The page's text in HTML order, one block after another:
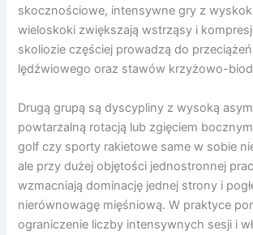
skocznościowe, intensywne gry z
wieloskoki zwiększają wstrząsy i
skoliozie częściej prowadzą do
lędźwiowego oraz stawów krzyżowo-
Drugą grupą są dyscypliny z wysoką
powtarzalną rotacją lub zgięciem bocznym
golf czy sporty rakietowe same w sobie
ale przy dużej objętości jednostronnej
wzmacniają dominację jednej strony i
nierównowagę mięśniową. W praktyce
ograniczenie liczby intensywnych sesji i